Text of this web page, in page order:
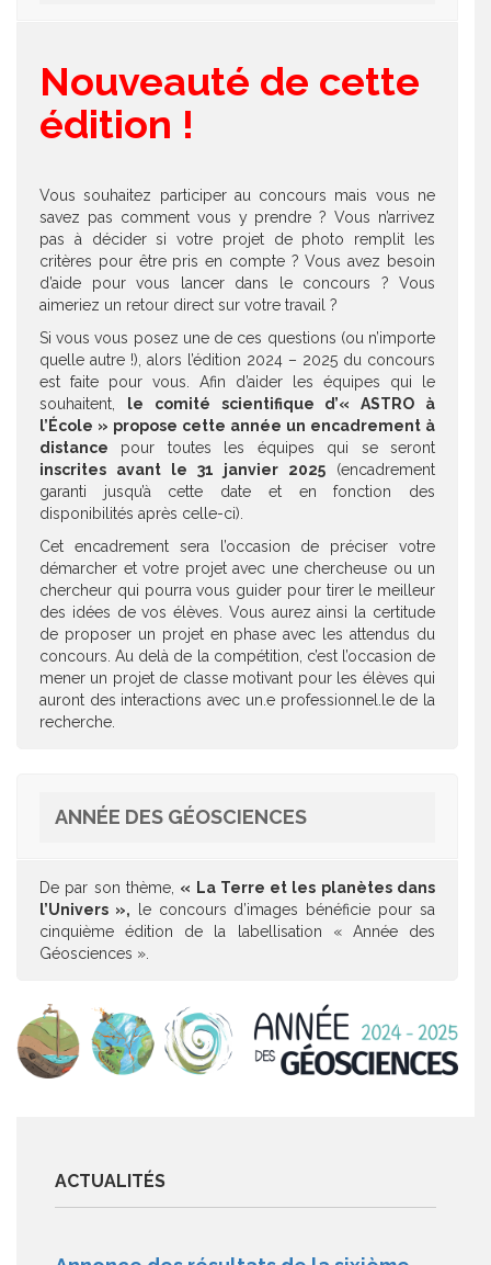
Nouveauté de cette
édition !
Vous souhaitez participer au concours mais vous ne
savez pas comment vous y prendre ? Vous n’arrivez
pas à décider si votre projet de photo remplit les
critères pour être pris en compte ? Vous avez besoin
d’aide pour vous lancer dans le concours ? Vous
aimeriez un retour direct sur votre travail ?
Si vous vous posez une de ces questions (ou n’importe
quelle autre !), alors l’édition 2024 – 2025 du concours
est faite pour vous. Afin d’aider les équipes qui le
souhaitent,
le comité scientifique d’« ASTRO à
l’École » propose cette année un encadrement à
distance pour toutes les équipes qui se seront
inscrites avant le 31 janvier 2025 (encadrement
garanti jusqu’à cette date et en fonction des
disponibilités après celle-ci).
Cet encadrement sera l’occasion de préciser votre
démarcher et votre projet avec une chercheuse ou un
chercheur qui pourra vous guider pour tirer le meilleur
des idées de vos élèves. Vous aurez ainsi la certitude
de proposer un projet en phase avec les attendus du
concours. Au delà de la compétition, c’est l’occasion de
mener un projet de classe motivant pour les élèves qui
auront des interactions avec un.e professionnel.le de la
recherche.
ANNÉE DES GÉOSCIENCES
De par son thème, « La Terre et les planètes dans
l’Univers », le concours d’images bénéficie pour sa
cinquième édition de la labellisation « Année des
Géosciences ».
ACTUALITÉS